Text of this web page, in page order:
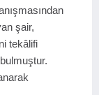
şair,
tekâlifi